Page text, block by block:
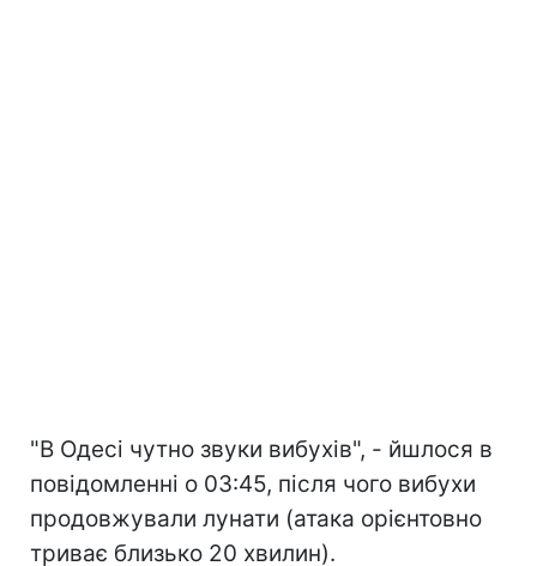
"В Одесі чутно звуки вибухів", - йшлося в
повідомленні о 03:45, після чого вибухи
продовжували лунати (атака орієнтовно
триває близько 20 хвилин).